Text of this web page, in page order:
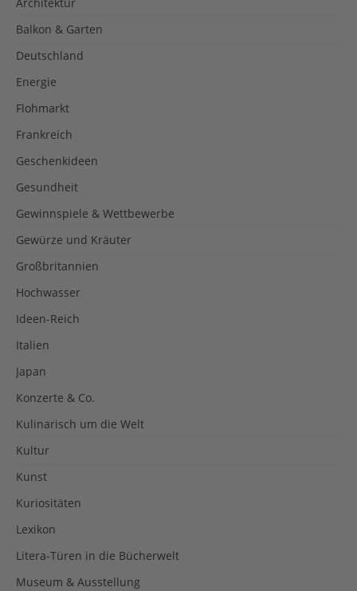
Balkon & Garten
Deutschland
Energie
Flohmarkt
Frankreich
Geschenkideen
Gesundheit
Gewinnspiele & Wettbewerbe
Gewürze und Kräuter
Großbritannien
Hochwasser
Ideen-Reich
Italien
Japan
Konzerte & Co.
Kulinarisch um die Welt
Kultur
Kunst
Kuriositäten
Lexikon
Litera-Türen in die Bücherwelt
Museum & Ausstellung